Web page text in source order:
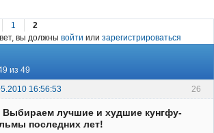
1
2
вы должны войти или зарегистрироваться
из 49
26
16:56:53
Выбираем лучшие и худшие кунгфу-
последних лет!